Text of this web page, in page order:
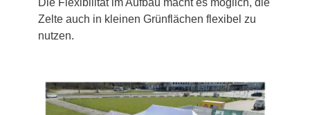
Zelte auch in kleinen Grünflächen flexibel zu
nutzen.